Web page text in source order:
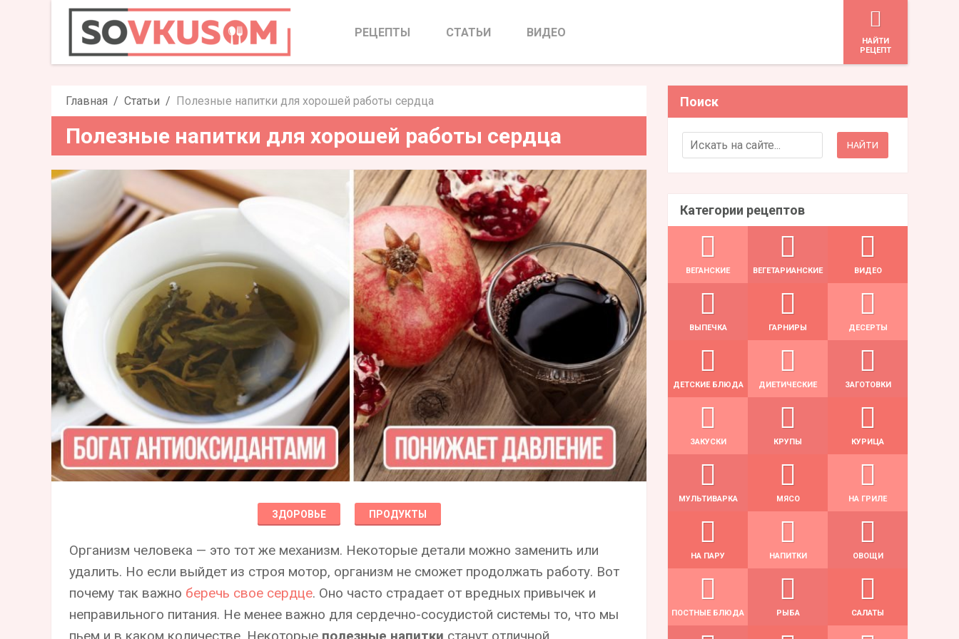
Полезные напитки для хорошей работы сердца
РЕЦЕПТЫ СТАТЬИ ВИДЕО
HАЙТИ
РЕЦЕПТ
Главная Статьи Полезные напитки для хорошей работы сердца
Полезные напитки для хорошей работы сердца
ЗДОРОВЬЕ ПРОДУКТЫ
Организм человека — это тот же механизм. Некоторые детали можно заменить или
удалить. Но если выйдет из строя мотор, организм не сможет продолжать работу. Вот
почему так важно беречь свое сердце. Оно часто страдает от вредных привычек и
неправильного питания. Не менее важно для сердечно-сосудистой системы то, что мы
пьем и в каком количестве. Некоторые полезные напитки станут отличной
Поиск
Search for:
Категории рецептов
ВЕГАНСКИЕ ВЕГЕТАРИАНСКИЕ ВИДЕО
ВЫПЕЧКА ГАРНИРЫ ДЕСЕРТЫ
ДЕТСКИЕ БЛЮДА ДИЕТИЧЕСКИЕ ЗАГОТОВКИ
ЗАКУСКИ КРУПЫ КУРИЦА
МУЛЬТИВАРКА МЯСО НА ГРИЛЕ
НА ПАРУ НАПИТКИ ОВОЩИ
ПОСТНЫЕ БЛЮДА РЫБА САЛАТЫ